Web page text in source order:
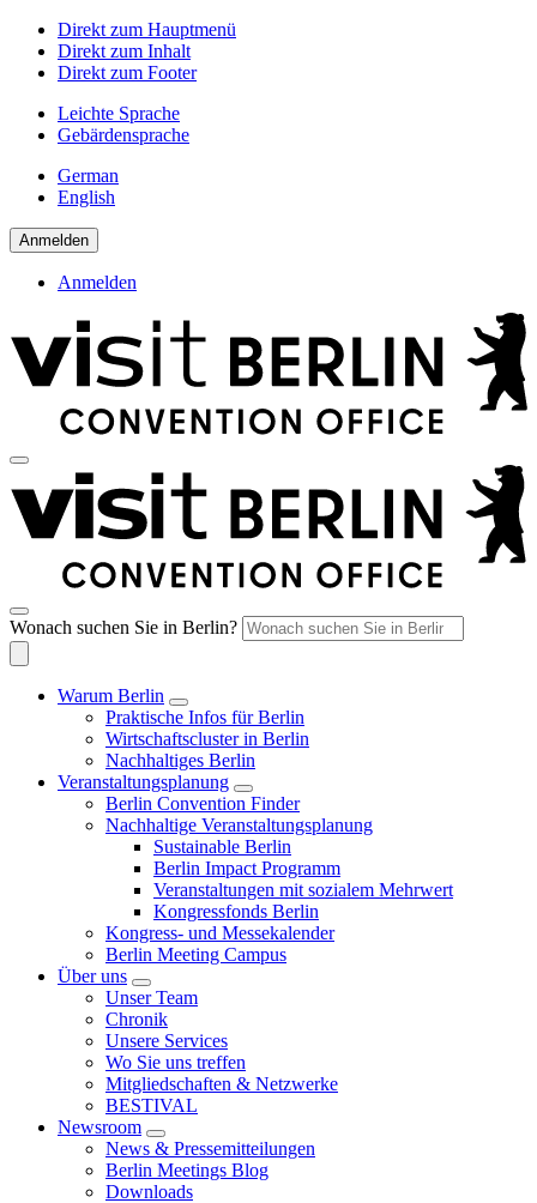
Direkt zum Hauptmenü
Direkt zum Inhalt
Direkt zum Footer
Leichte Sprache
Gebärdensprache
German
English
Anmelden
Anmelden
Wonach suchen Sie in Berlin?
Warum Berlin
Praktische Infos für Berlin
Wirtschaftscluster in Berlin
Nachhaltiges Berlin
Veranstaltungsplanung
Berlin Convention Finder
Nachhaltige Veranstaltungsplanung
Sustainable Berlin
Berlin Impact Programm
Veranstaltungen mit sozialem Mehrwert
Kongressfonds Berlin
Kongress- und Messekalender
Berlin Meeting Campus
Über uns
Unser Team
Chronik
Unsere Services
Wo Sie uns treffen
Mitgliedschaften & Netzwerke
BESTIVAL
Newsroom
News & Pressemitteilungen
Berlin Meetings Blog
Downloads